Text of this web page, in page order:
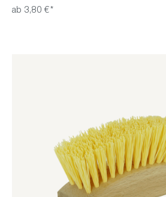
ab 3,80 €*